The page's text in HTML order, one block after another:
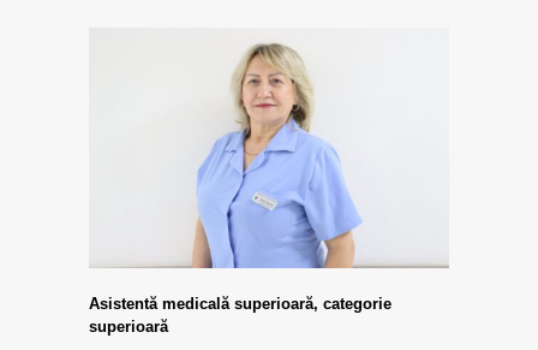
Asistentă medicală superioară, categorie
superioară